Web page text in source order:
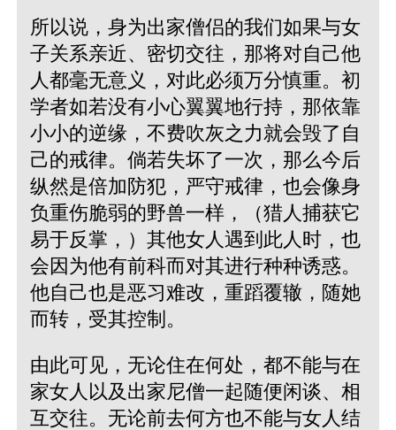
所以说，身为出家僧侣的我们如果与女
子关系亲近、密切交往，那将对自己他
人都毫无意义，对此必须万分慎重。初
学者如若没有小心翼翼地行持，那依靠
小小的逆缘，不费吹灰之力就会毁了自
己的戒律。倘若失坏了一次，那么今后
纵然是倍加防犯，严守戒律，也会像身
负重伤脆弱的野兽一样，（猎人捕获它
易于反掌，）其他女人遇到此人时，也
会因为他有前科而对其进行种种诱惑。
他自己也是恶习难改，重蹈覆辙，随她
而转，受其控制。
由此可见，无论住在何处，都不能与在
家女人以及出家尼僧一起随便闲谈、相
互交往。无论前去何方也不能与女人结